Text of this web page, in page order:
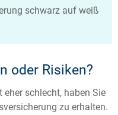
schwarz auf weiß
oder Risiken?
eher schlecht, haben Sie
zu erhalten.